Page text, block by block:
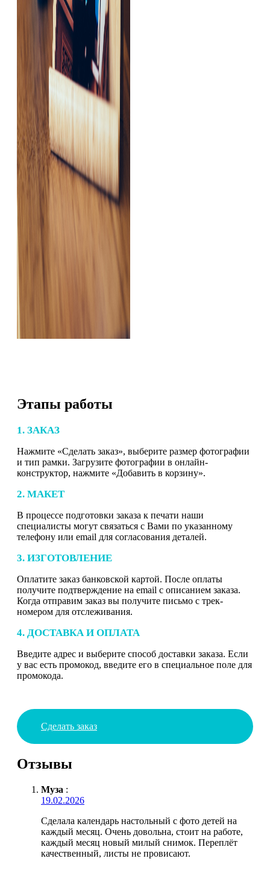
Этапы работы
1. ЗАКАЗ
Нажмите «Сделать заказ», выберите размер фотографии
и тип рамки. Загрузите фотографии в онлайн-
конструктор, нажмите «Добавить в корзину».
2. МАКЕТ
В процессе подготовки заказа к печати наши
специалисты могут связаться с Вами по указанному
телефону или email для согласования деталей.
3. ИЗГОТОВЛЕНИЕ
Оплатите заказ банковской картой. После оплаты
получите подтверждение на email с описанием заказа.
Когда отправим заказ вы получите письмо с трек-
номером для отслеживания.
4. ДОСТАВКА И ОПЛАТА
Введите адрес и выберите способ доставки заказа. Если
у вас есть промокод, введите его в специальное поле для
промокода.
Сделать заказ
Отзывы
Муза :
19.02.2026
Сделала календарь настольный с фото детей на
каждый месяц. Очень довольна, стоит на работе,
каждый месяц новый милый снимок. Переплёт
качественный, листы не провисают.